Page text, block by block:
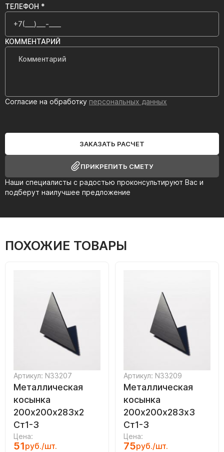
Наши специалисты с радостью проконсультируют Вас и
подберут наилучшее предложение
ТЕЛЕФОН *
КОММЕНТАРИЙ
Согласие на обработку персональных данных
ЗАКАЗАТЬ РАСЧЕТ
ПРИКРЕПИТЬ СМЕТУ
ПОХОЖИЕ ТОВАРЫ
Артикул: N33207
Металлическая
косынка
200х200х283х2
Ст1-3
Цена:
51руб./шт.
Артикул: N33209
Металлическая
косынка
200х200х283х3
Ст1-3
Цена:
75руб./шт.